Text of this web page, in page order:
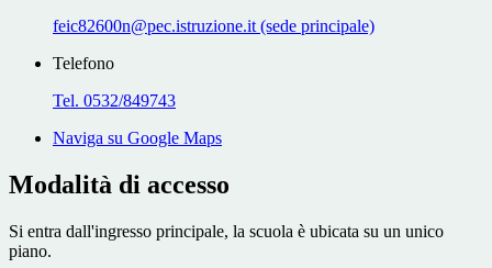
feic82600n@pec.istruzione.it (sede principale)
Telefono
Tel. 0532/849743
Naviga su Google Maps
Modalità di accesso
Si entra dall'ingresso principale, la scuola è ubicata su un unico
piano.